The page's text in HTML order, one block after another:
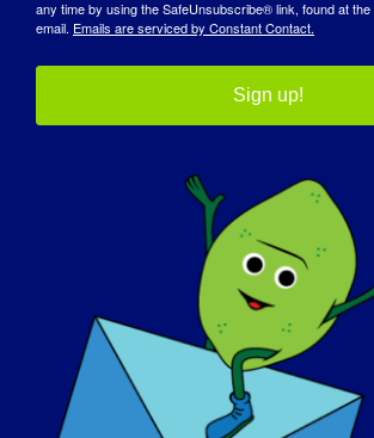
Webinaire d'apprentissage virtuel de MDA :
Divulguer son handicap au travail
Décembre 14, 2023
Le temps :
12:00 pm - 5:00 pm
any time by using the SafeUnsubscribe® link, found at
email. Emails are serviced by Constant Contact.
Sign up!